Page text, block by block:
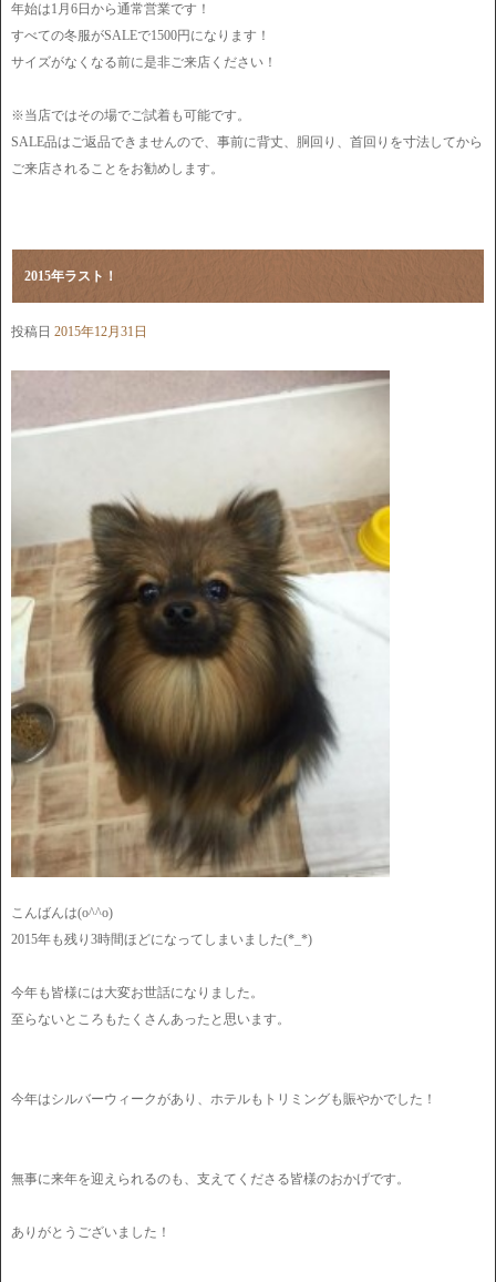
年始は1月6日から通常営業です！
すべての冬服がSALEで1500円になります！
サイズがなくなる前に是非ご来店ください！
※当店ではその場でご試着も可能です。
SALE品はご返品できませんので、事前に背丈、胴回り、首回りを寸法してから
ご来店されることをお勧めします。
2015年ラスト！
投稿日 2015年12月31日
こんばんは(o^^o)
2015年も残り3時間ほどになってしまいました(*_*)
今年も皆様には大変お世話になりました。
至らないところもたくさんあったと思います。
今年はシルバーウィークがあり、ホテルもトリミングも賑やかでした！
無事に来年を迎えられるのも、支えてくださる皆様のおかげです。
ありがとうございました！